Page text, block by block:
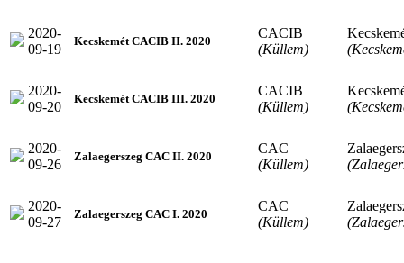
2020-
09-19
Kecskemét CACIB II. 2020
CACIB
(Küllem)
2020-
09-20
Kecskemét CACIB III. 2020
CACIB
(Küllem)
2020-
09-26
Zalaegerszeg CAC II. 2020
CAC
(Küllem)
2020-
09-27
Zalaegerszeg CAC I. 2020
CAC
(Küllem)